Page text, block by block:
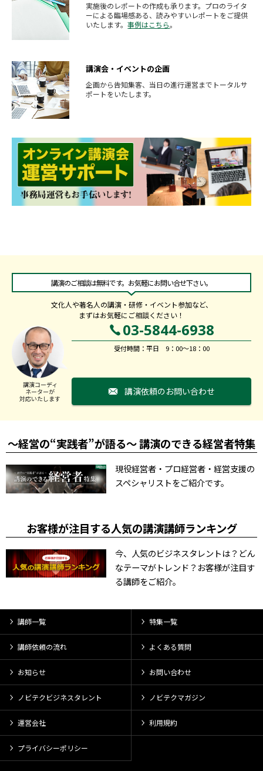
実施後のレポートの作成も承ります。プロのライタ
ーによる臨場感ある、読みやすいレポートをご提供
いたします。事例はこちら。
講演会・イベントの企画
企画から告知集客、当日の進行運営までトータルサ
ポートをいたします。
講演のご相談は無料です。お気軽にお問い合せ下さい。
文化人や著名人の講演・研修・イベント参加など、
まずはお気軽にご相談ください！
講演コーディ
ネーターが
対応いたします
03-5844-6938
受付時間：平日 9：00～18：00
講演依頼のお問い合わせ
～経営の“実践者”が語る～ 講演のできる経営者特集
現役経営者・プロ経営者・経営支援の
スペシャリストをご紹介です。
お客様が注目する人気の講演講師ランキング
今、人気のビジネスタレントは？どん
なテーマがトレンド？お客様が注目す
る講師をご紹介。
講師一覧 特集一覧
講師依頼の流れ よくある質問
お知らせ お問い合わせ
ノビテクビジネスタレント ノビテクマガジン
運営会社 利用規約
プライバシーポリシー